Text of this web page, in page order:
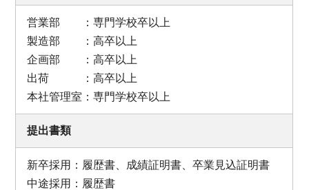
営業部 ：専門学校卒以上
製造部 ：高卒以上
企画部 ：高卒以上
出荷 ：高卒以上
本社管理室：専門学校卒以上
提出書類
新卒採用：履歴書、成績証明書、卒業見込証明書
中途採用：履歴書